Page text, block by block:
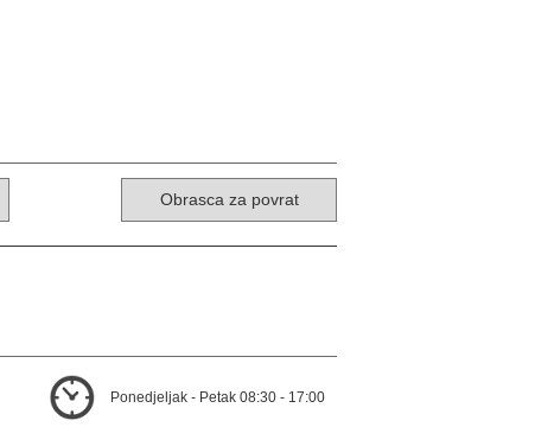
Obrasca za povrat
Ponedjeljak - Petak 08:30 - 17:00